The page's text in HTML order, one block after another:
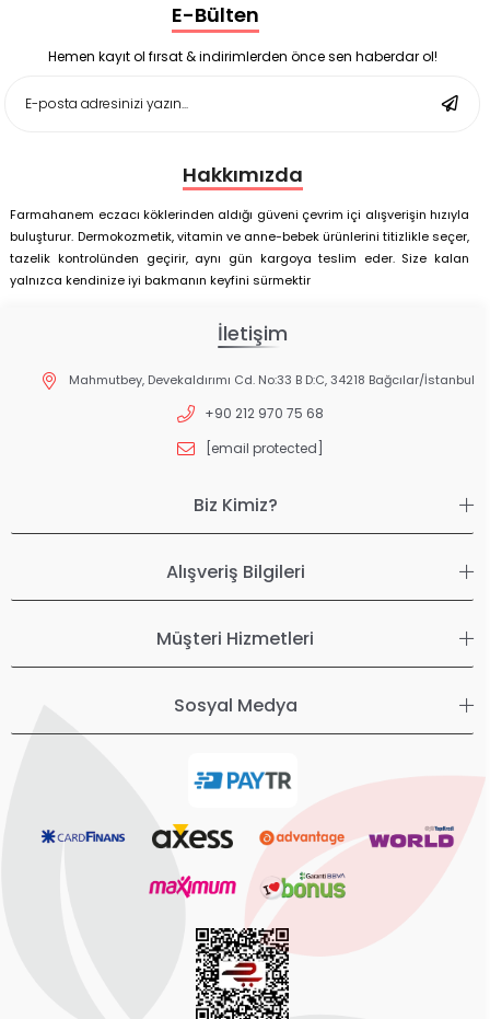
Enterogermina Family 5 ml 20 Flakon
Deep Flex Stres Azaltıcı ve Enerji Dengeleyici Topraklama
Matı Set 40x60 cm
Deep Flex Stres Azaltıcı ve Enerji Dengeleyici Topraklama
E-Bülten
Hemen kayıt ol fırsat & indirimlerden önce sen haberdar ol!
Hakkımızda
Farmahanem eczacı köklerinden aldığı güveni çevrim içi alışverişin hızıyla
buluşturur. Dermokozmetik, vitamin ve anne-bebek ürünlerini titizlikle seçer,
tazelik kontrolünden geçirir, aynı gün kargoya teslim eder. Size kalan
yalnızca kendinize iyi bakmanın keyfini sürmektir
İletişim
Mahmutbey, Devekaldırımı Cd. No:33 B D:C, 34218 Bağcılar/İstanbul
+90 212 970 75 68
[email protected]
Biz Kimiz?
Alışveriş Bilgileri
Müşteri Hizmetleri
Sosyal Medya